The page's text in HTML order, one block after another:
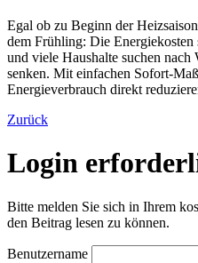
Egal ob zu Beginn der
dem Frühling: Die Energiekosten
und viele Haushalte suchen nach
senken. Mit einfachen Sofort-
Energieverbrauch direkt
Zurück
Login
Bitte melden Sie sich in Ihrem
den Beitrag lesen zu können.
Benutzername